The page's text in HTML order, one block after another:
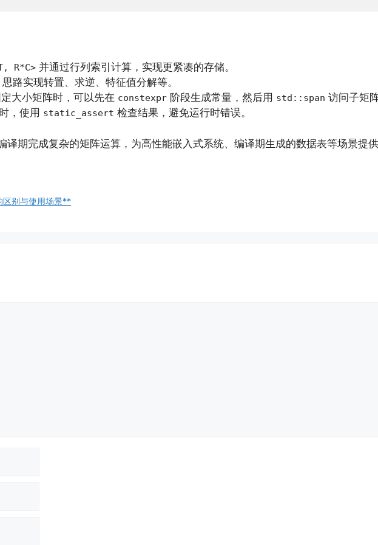
R*C> 并通过行列索引计算，实现更紧凑的存储。
思路实现转置、求逆、特征值分解等。
大小矩阵时，可以先在 constexpr 阶段生成常量，然后用 std::span 访问子矩阵
，使用 static_assert 检查结果，避免运行时错误。
译期完成复杂的矩阵运算，为高性能嵌入式系统、编译期生成的数据表等场景提供
别与使用场景**